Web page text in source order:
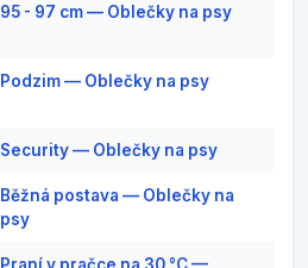
95 - 97 cm — Oblečky na psy
Podzim — Oblečky na psy
Security — Oblečky na psy
Běžná postava — Oblečky na
psy
Praní v pračce na 30 °C —